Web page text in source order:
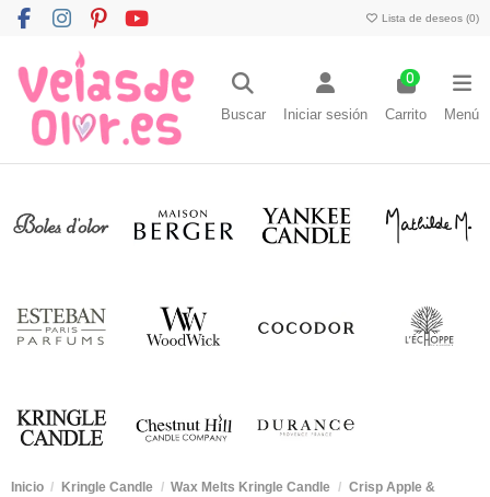
Lista de deseos (0)
Buscar Iniciar sesión
0
Carrito Menú
Inicio Kringle Candle Wax Melts Kringle Candle
Crisp Apple &